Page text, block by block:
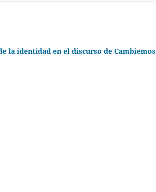
la identidad en el discurso de Cambiemos